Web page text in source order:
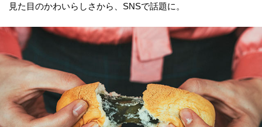
見た目のかわいらしさから、SNSで話題に。